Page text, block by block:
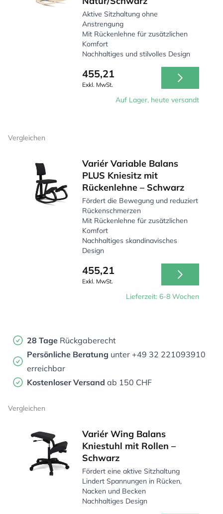
Aktive Sitzhaltung ohne
Anstrengung
Mit Rückenlehne für zusätzlichen
Komfort
Nachhaltiges und stilvolles Design
455,21
Exkl. MwSt.
Auf Lager, heute versandt
Vergleichen
Variér Variable Balans
PLUS Kniesitz mit
Rückenlehne – Schwarz
Fördert die Bewegung und reduziert
Rückenschmerzen
Mit Rückenlehne für zusätzlichen
Komfort
Nachhaltiges skandinavisches
Design
455,21
Exkl. MwSt.
Lieferzeit: 6-8 Wochen
28 Tage Rückgaberecht
Persönliche Beratung unter +49 32 221093910
erreichbar
Kostenloser Versand ab 150 CHF
Vergleichen
Variér Wing Balans
Kniestuhl mit Rollen –
Schwarz
Fördert eine aktive Sitzhaltung
Lindert Spannungen in Rücken,
Nacken und Becken
Nachhaltiges Design